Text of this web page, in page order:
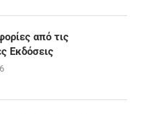
από τις
Εκδόσεις